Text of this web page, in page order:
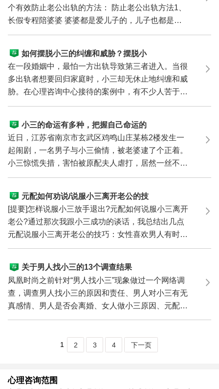
个有效防止老公出轨的方法： 防止老公出轨方法1、
长假专程陪婆婆 婆婆都是爱儿子的，儿子也都是尊
重母...
如何摆脱小三的纠缠和威胁？摆脱小
三纠缠的6个绝招
在一段婚姻中，最怕一方出轨导致第三者进入。当很
多出轨者想要回归家庭时，小三却无休止地纠缠和威
胁。在心理咨询中心接待的案例中，有不少人苦于不
知道如何...
小三的命运有多种，把握自己命运的
唯一方法是……
近日，江苏省南京市玄武区鸡鸣山庄某栋2楼发生一
起闹剧，一名男子与小三偷情，被老婆逮了个正着。
小三惊慌失措，害怕被原配夫人虐打，居然一丝不挂
从楼上跳下...
元配如何劝说/说服小三离开老公的技
巧
[提要]怎样说服小三放手退出?元配如何说服小三离开
老公?通过那次我跟小三成功的谈话，我总结出几点
元配说服小三离开老公的技巧：女性喜欢男人有时并
没有理由...
关于男人找小三的13个调查结果
凤凰时尚之前针对“男人找小三”现象做过一个网络调
查，调查男人找小三的原因和责任、男人对小三有无
真感情、男人是否会离婚、女人做小三原因、元配如
何反应...
1 2 3 4 下一页
心理咨询范围